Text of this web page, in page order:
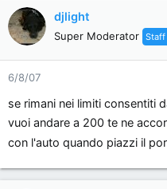
djlight
Super Moderator Staff
6/8/07
se rimani nei limiti consentiti
vuoi andare a 200 te ne
con l'auto quando piazzi il